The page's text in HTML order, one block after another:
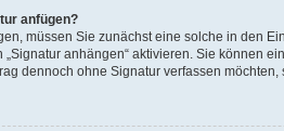
anfügen?
müssen Sie zunächst eine solche in den
anhängen“ aktivieren. Sie können
dennoch ohne Signatur verfassen